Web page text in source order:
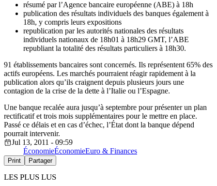
résumé par l’Agence bancaire européenne (ABE) à 18h
publication des résultats individuels des banques également à
18h, y compris leurs expositions
republication par les autorités nationales des résultats
individuels nationaux de 18h01 à 18h29 GMT, l’ABE
republiant la totalité des résultats particuliers à 18h30.
91 établissements bancaires sont concernés. Ils représentent 65% des
actifs européens. Les marchés pourraient réagir rapidement à la
publication alors qu’ils craignent depuis plusieurs jours une
contagion de la crise de la dette à l’Italie ou l’Espagne.
Une banque recalée aura jusqu’à septembre pour présenter un plan
rectificatif et trois mois supplémentaires pour le mettre en place.
Passé ce délais et en cas d’échec, l’État dont la banque dépend
pourrait intervenir.
Jul 13, 2011 - 09:59
ÉconomieÉconomieEuro & Finances
Print Partager
LES PLUS LUS